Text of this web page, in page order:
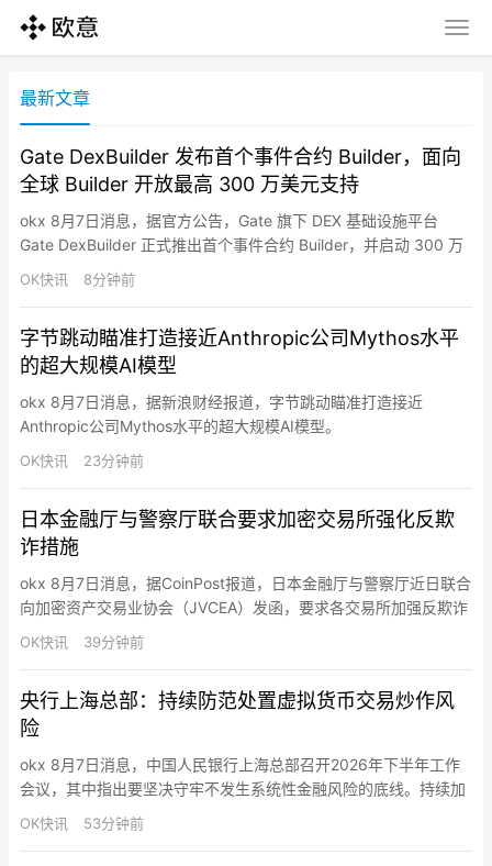
最新文章
Gate DexBuilder 发布首个事件合约 Builder，面向
全球 Builder 开放最高 300 万美元支持
okx 8月7日消息，据官方公告，Gate 旗下 DEX 基础设施平台
Gate DexBuilder 正式推出首个事件合约 Builder，并启动 300 万
美元资助计划，面向全球项目方、开发者、社区及 Web3 应用开放
合作，推动事件合约市场生态建设。事件合约 Builder 致力于降低
支持、结算…
OK快讯 8分钟前
字节跳动瞄准打造接近Anthropic公司Mythos水平
的超大规模AI模型
okx 8月7日消息，据新浪财经报道，字节跳动瞄准打造接近
Anthropic公司Mythos水平的超大规模AI模型。
OK快讯 23分钟前
日本金融厅与警察厅联合要求加密交易所强化反欺
诈措施
okx 8月7日消息，据CoinPost报道，日本金融厅与警察厅近日联合
向加密资产交易业协会（JVCEA）发函，要求各交易所加强反欺诈
措施。此次要请共提出11项具体要求，包括提款地址需事先登记、
强化交易监控、开户时严格核对身份证明文件，以及在用户存入法
背景是社交媒体上的投资诈骗和“杀猪盘”骗局日益猖獗…
OK快讯 39分钟前
央行上海总部：持续防范处置虚拟货币交易炒作风
险
okx 8月7日消息，中国人民银行上海总部召开2026年下半年工作
会议，其中指出要坚决守牢不发生系统性金融风险的底线。持续加
大银行机构评级评估核查工作力度。加强系统重要性金融机构监测
分析。持续防范处置虚拟货币交易炒作风险。积极推动辖内机构规
OK快讯 53分钟前